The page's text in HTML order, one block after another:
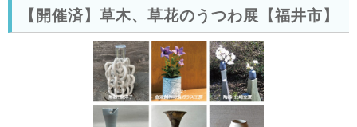
【開催済】草木、草花のうつわ展【福井市】